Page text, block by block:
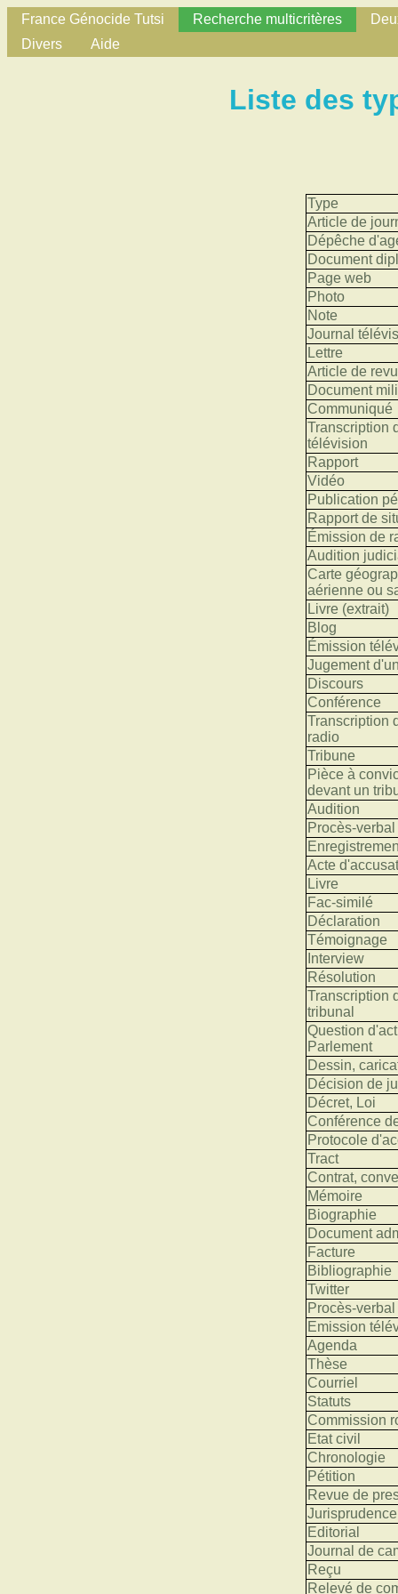
France Génocide Tutsi Recherche multicritères
Divers
Aide
Liste des
Type
Article de
Dépêche
Document
Page web
Photo
Note
Journal
Lettre
Article de
Document
Communiqué
Transcription
télévision
Rapport
Vidéo
Publication
Rapport de
Émission de
Audition
Carte
aérienne ou
Livre (extrait)
Blog
Émission
Jugement
Discours
Conférence
Transcription
radio
Tribune
Pièce à
devant un
Audition
Procès-
Acte
Livre
Fac-similé
Déclaration
Témoignage
Interview
Résolution
Transcription
tribunal
Question
Parlement
Dessin,
Décision de
Décret, Loi
Conférence
Protocole
Tract
Contrat,
Mémoire
Biographie
Document
Facture
Bibliographie
Twitter
Procès-
Emission
Agenda
Thèse
Courriel
Statuts
Commission
Etat civil
Chronologie
Pétition
Revue de
Jurisprudence
Editorial
Journal de
Reçu
Relevé de